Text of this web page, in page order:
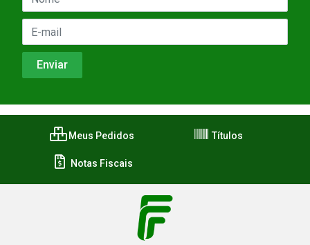
Meus Pedidos Títulos
Notas Fiscais